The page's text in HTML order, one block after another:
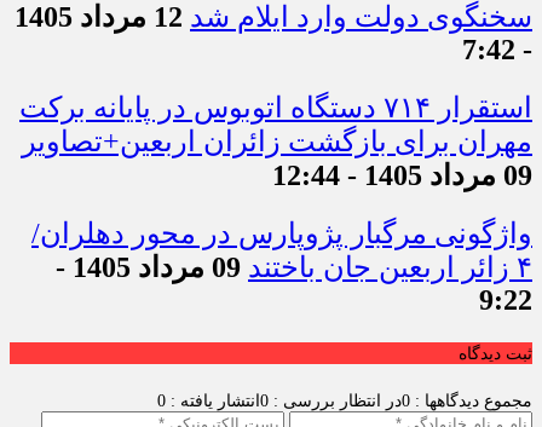
سخنگوی دولت وارد ایلام شد
12 مرداد 1405
- 7:42
استقرار ۷۱۴ دستگاه اتوبوس در پایانه برکت
مهران برای بازگشت زائران اربعین+تصاویر
09 مرداد 1405 - 12:44
واژگونی مرگبار پژوپارس در محور دهلران/
۴ زائر اربعین جان باختند
09 مرداد 1405 -
9:22
ثبت دیدگاه
مجموع دیدگاهها : 0 در انتظار بررسی : 0 انتشار یافته : 0